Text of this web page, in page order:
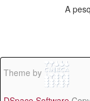
A
Theme by